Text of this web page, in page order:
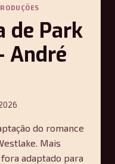
de Park
André
do romance
Mais
adaptado para